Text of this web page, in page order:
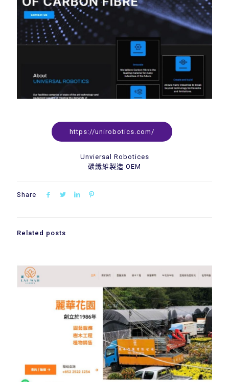
https://unirobotics.com/
Unviersal Robotices
碳纖維製造 OEM
Share
Related posts